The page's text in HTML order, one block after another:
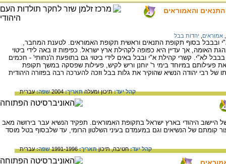
והאמוראים
אמוראים יהדות בבל
ובבבל בסוף תקופת התנאים וראשית תקופת האמוראים. לטענת המחבר,
האומה, אך עדיין היא כפופה לקהילת ארץ ישראל. כפיפות זו באה לידי ביטוי
לא"י. קשרי קהילת א"י ובבל באים לידי ביטוי גם בתופעת ה'נחותי' - חכמים
במיוחד בימי ר' יוחנן וריש לקיש, פעילות שפסקה במשך תקופת
רבי יהודה הנשיא שהוקיר את גלות בבל וזכה להערכה רבה בפזורה היהודית
קהל יעד:תיכון ומעלהתאריך:2004 שפה:עברית
היישוב היהודי בארץ ישראל בתקופת האמוראים. תפקיד הנשיא עבר בירושה מאב
קומתם של הנשיאים וגם במעמדם בעיני השלטון הרומי, עד שלבסוף בטל מוסד
קהל יעד:חטיבה,תיכוןתאריך:1991-1996 שפה:עברית